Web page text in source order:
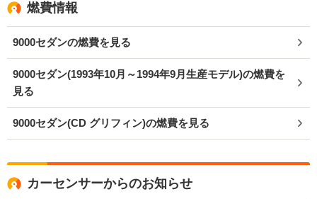
燃費情報
9000セダンの燃費を見る
9000セダン(1993年10月～1994年9月生産モデル)の燃費を
見る
9000セダン(CD グリフィン)の燃費を見る
カーセンサーからのお知らせ